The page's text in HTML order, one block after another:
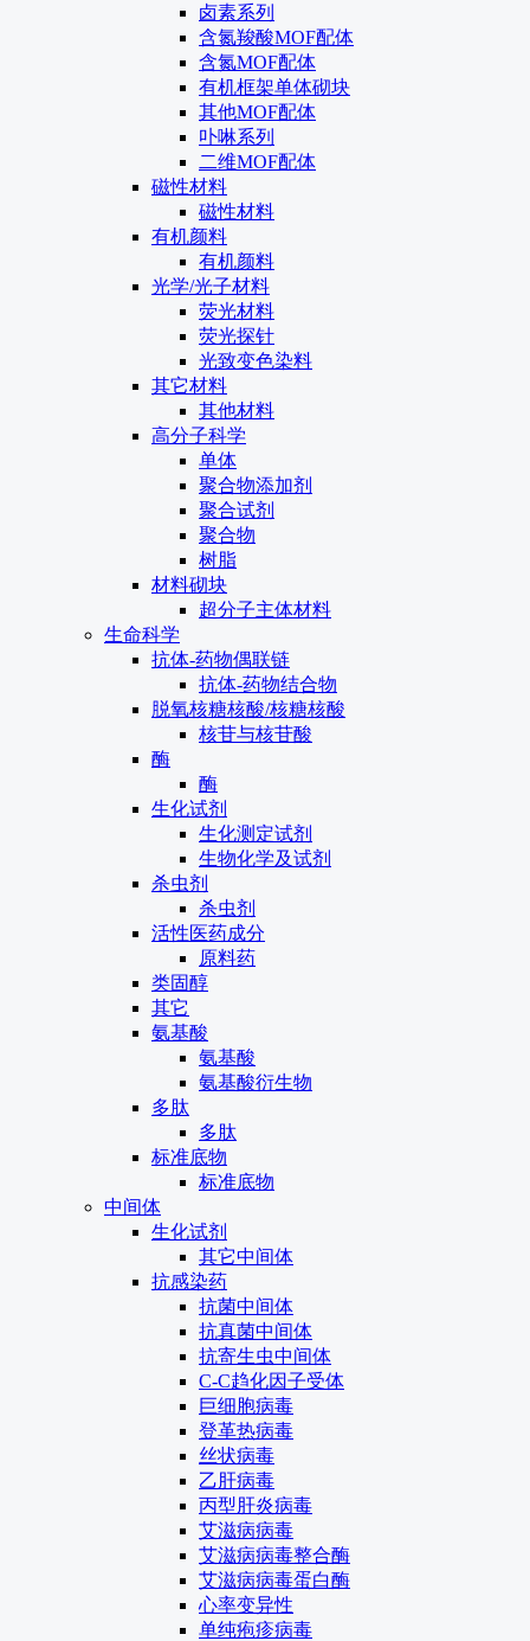
卤素系列
含氮羧酸MOF配体
含氮MOF配体
有机框架单体砌块
其他MOF配体
卟啉系列
二维MOF配体
磁性材料
磁性材料
有机颜料
有机颜料
光学/光子材料
荧光材料
荧光探针
光致变色染料
其它材料
其他材料
高分子科学
单体
聚合物添加剂
聚合试剂
聚合物
树脂
材料砌块
超分子主体材料
生命科学
抗体-药物偶联链
抗体-药物结合物
脱氧核糖核酸/核糖核酸
核苷与核苷酸
酶
酶
生化试剂
生化测定试剂
生物化学及试剂
杀虫剂
杀虫剂
活性医药成分
原料药
类固醇
其它
氨基酸
氨基酸
氨基酸衍生物
多肽
多肽
标准底物
标准底物
中间体
生化试剂
其它中间体
抗感染药
抗菌中间体
抗真菌中间体
抗寄生虫中间体
C-C趋化因子受体
巨细胞病毒
登革热病毒
丝状病毒
乙肝病毒
丙型肝炎病毒
艾滋病病毒
艾滋病病毒整合酶
艾滋病病毒蛋白酶
心率变异性
单纯疱疹病毒